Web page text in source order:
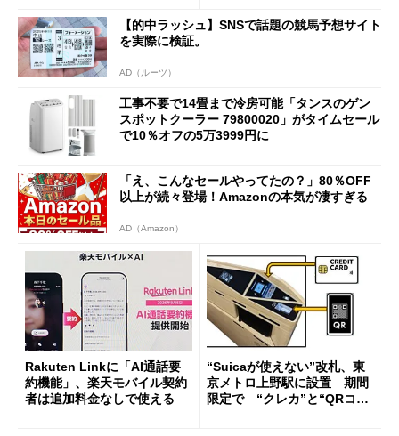
【的中ラッシュ】SNSで話題の競馬予想サイト
を実際に検証。
AD（ルーツ）
工事不要で14畳まで冷房可能「タンスのゲン
スポットクーラー 79800020」がタイムセール
で10％オフの5万3999円に
「え、こんなセールやってたの？」80％OFF
以上が続々登場！Amazonの本気が凄すぎる
AD（Amazon）
Rakuten Linkに「AI通話要
約機能」、楽天モバイル契約
者は追加料金なしで使える
“Suicaが使えない”改札、東
京メトロ上野駅に設置 期間
限定で “クレカ”と“QRコー